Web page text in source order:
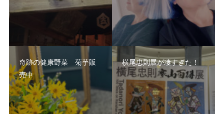
奇跡の健康野菜 菊芋販
売中
横尾忠則展が凄すぎた！